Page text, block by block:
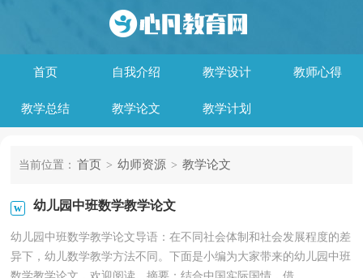
首页 自我介绍 教学设计 教师心得
教学总结 教学论文 教学计划
当前位置： 首页 > 幼师资源 > 教学论文
幼儿园中班数学教学论文
幼儿园中班数学教学论文导语：在不同社会体制和社会发展程度的差
异下，幼儿数学教学方法不同。下面是小编为大家带来的幼儿园中班